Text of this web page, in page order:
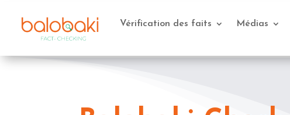
Vérification des faits Médias